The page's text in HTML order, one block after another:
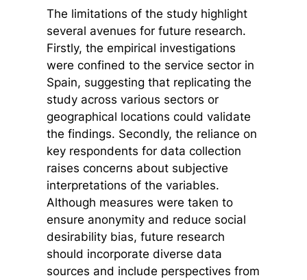
The limitations of the study highlight
several avenues for future research.
Firstly, the empirical investigations
were confined to the service sector in
Spain, suggesting that replicating the
study across various sectors or
geographical locations could validate
the findings. Secondly, the reliance on
key respondents for data collection
raises concerns about subjective
interpretations of the variables.
Although measures were taken to
ensure anonymity and reduce social
desirability bias, future research
should incorporate diverse data
sources and include perspectives from